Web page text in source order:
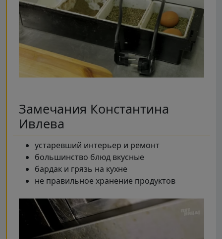
Замечания Константина
Ивлева
устаревший интерьер и ремонт
большинство блюд вкусные
бардак и грязь на кухне
не правильное хранение продуктов